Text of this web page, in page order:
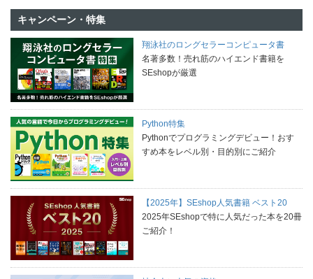
キャンペーン・特集
翔泳社のロングセラーコンピュータ書
名著多数！売れ筋のハイエンド書籍を
SEshopが厳選
Python特集
Pythonでプログラミングデビュー！おす
すめ本をレベル別・目的別にご紹介
【2025年】SEshop人気書籍 ベスト20
2025年SEshopで特に人気だった本を20冊
ご紹介！